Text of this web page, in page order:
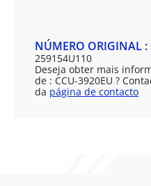
NÚMERO ORIGINAL :
259154U110
Deseja obter mais
de : CCU-3920EU ?
da página de contacto